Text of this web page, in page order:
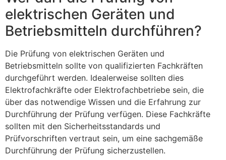
elektrischen Geräten und
Betriebsmitteln durchführen?
Die Prüfung von elektrischen Geräten und
Betriebsmitteln sollte von qualifizierten Fachkräften
durchgeführt werden. Idealerweise sollten dies
Elektrofachkräfte oder Elektrofachbetriebe sein, die
über das notwendige Wissen und die Erfahrung zur
Durchführung der Prüfung verfügen. Diese Fachkräfte
sollten mit den Sicherheitsstandards und
Prüfvorschriften vertraut sein, um eine sachgemäße
Durchführung der Prüfung sicherzustellen.